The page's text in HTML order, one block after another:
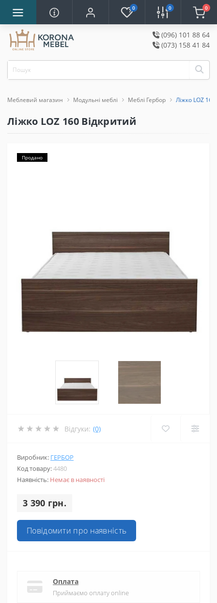
0 0 0
(096) 101 88 64
(073) 158 41 84
Меблевий магазин Модульні меблі Меблі Гербор Ліжко LOZ
Ліжко LOZ 160 Відкритий
Продано
Відгуки: (0)
Виробник: ГЕРБОР
Код товару:4480
Наявність: Немає в наявності
3 390 грн.
Повідомити про наявність
Оплата
Приймаємо оплату online